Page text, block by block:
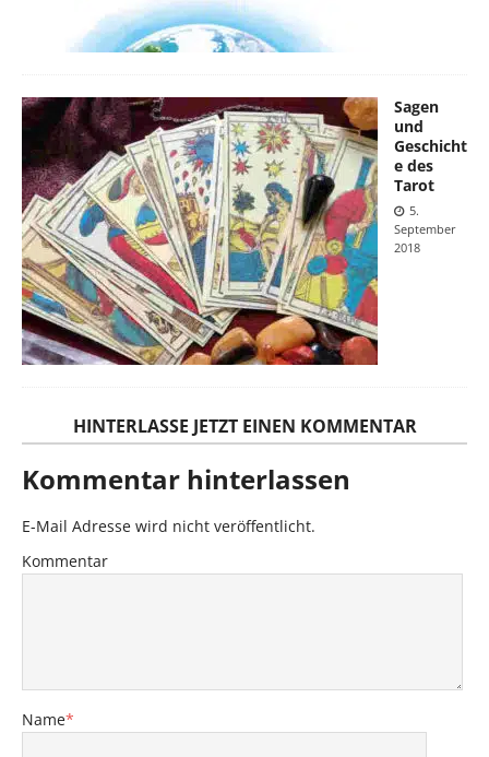
Sagen
und
Geschicht
e des
Tarot
5.
September
2018
HINTERLASSE JETZT EINEN KOMMENTAR
Kommentar hinterlassen
E-Mail Adresse wird nicht veröffentlicht.
Kommentar
Name*